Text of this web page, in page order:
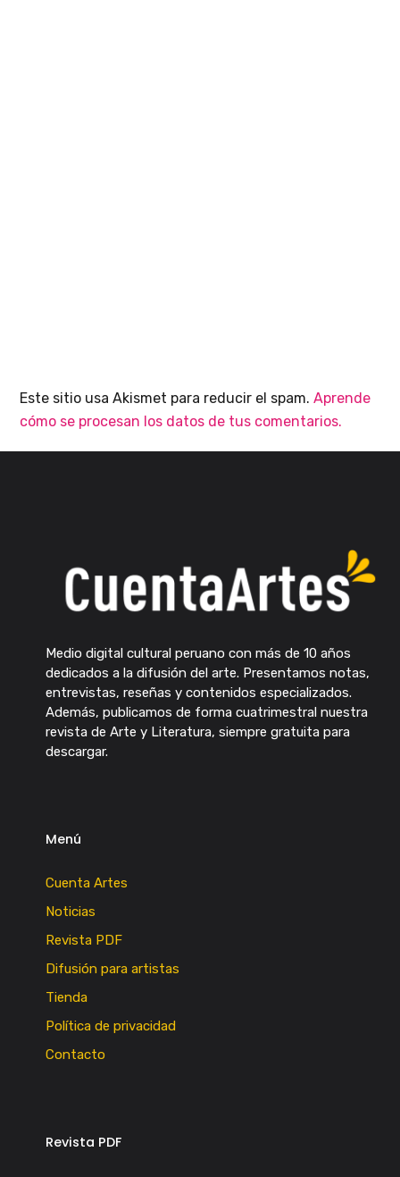
Este sitio usa Akismet para reducir el spam.Aprende
cómo se procesan los datos de tus comentarios.
Medio digital cultural peruano con más de 10 años
dedicados a la difusión del arte. Presentamos notas,
entrevistas, reseñas y contenidos especializados.
Además, publicamos de forma cuatrimestral nuestra
revista de Arte y Literatura, siempre gratuita para
descargar.
Menú
Cuenta Artes
Noticias
Revista PDF
Difusión para artistas
Tienda
Política de privacidad
Contacto
Revista PDF